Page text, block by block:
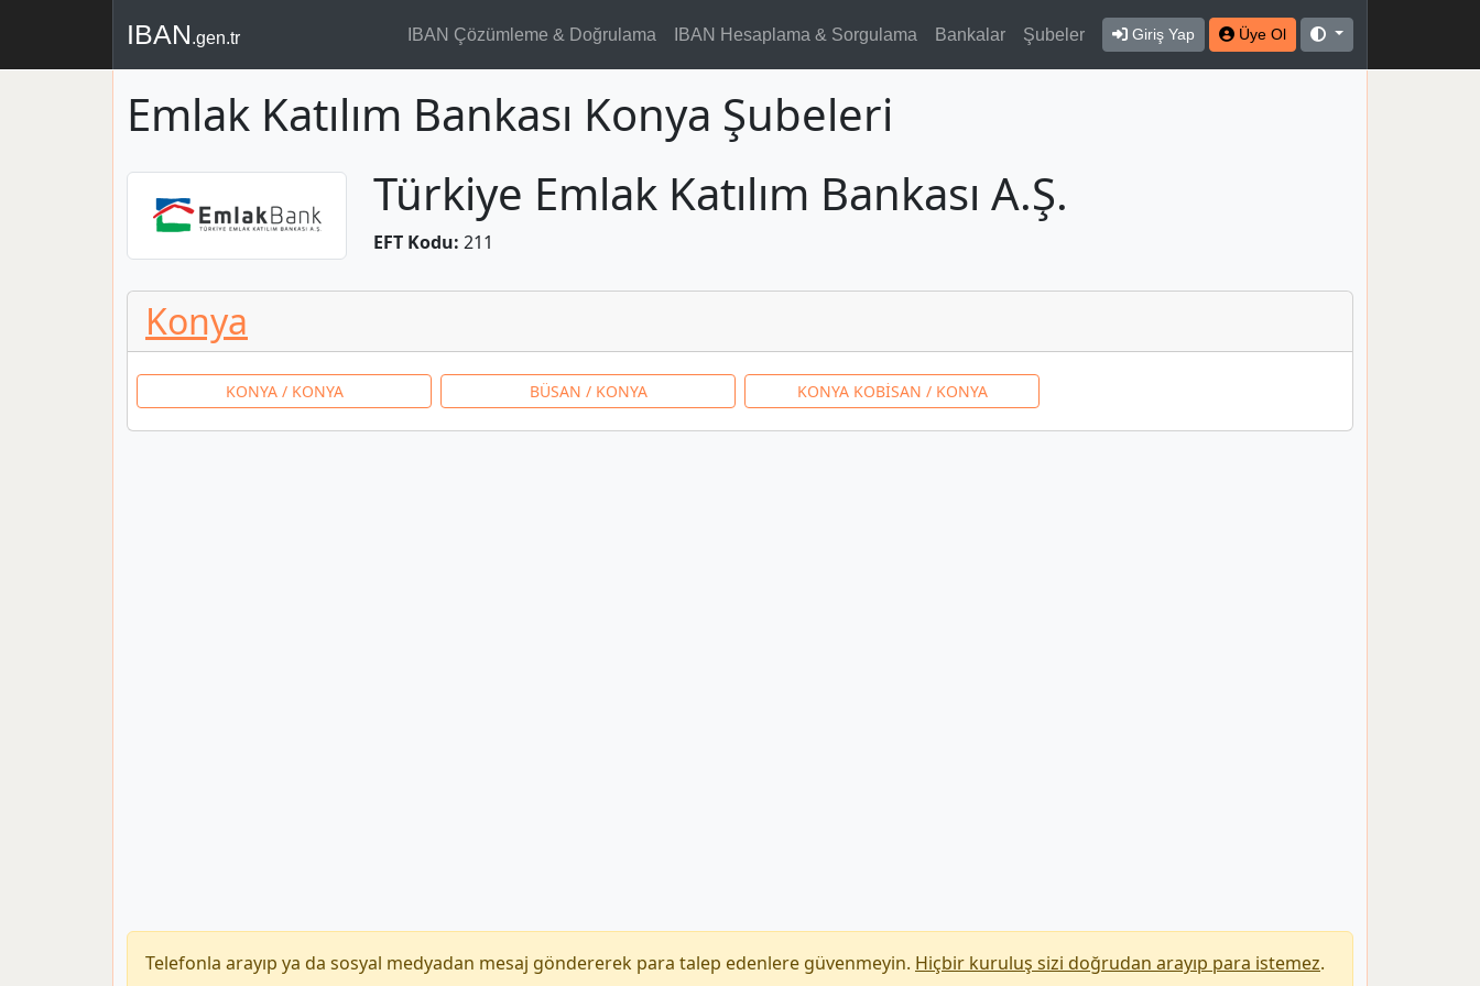
IBAN.gen.tr IBAN Çözümleme & Doğrulama IBAN Hesaplama & Sorgulama Bankalar Şubeler Giriş Yap Üye Ol
Emlak Katılım Bankası Konya Şubeleri
Türkiye Emlak Katılım Bankası A.Ş.
EFT Kodu: 211
Konya
KONYA / KONYA BÜSAN / KONYA KONYA KOBİSAN / KONYA
Telefonla arayıp ya da sosyal medyadan mesaj göndererek para talep edenlere güvenmeyin. Hiçbir kuruluş sizi doğrudan arayıp para istemez.